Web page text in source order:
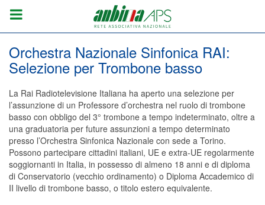
Orchestra Nazionale Sinfonica RAI:
Selezione per Trombone basso
La Rai Radiotelevisione Italiana ha aperto una selezione per
l’assunzione di un Professore d’orchestra nel ruolo di trombone
basso con obbligo del 3° trombone a tempo indeterminato, oltre a
una graduatoria per future assunzioni a tempo determinato
presso l’Orchestra Sinfonica Nazionale con sede a Torino.
Possono partecipare cittadini italiani, UE e extra-UE regolarmente
soggiornanti in Italia, in possesso di almeno 18 anni e di diploma
di Conservatorio (vecchio ordinamento) o Diploma Accademico di
II livello di trombone basso, o titolo estero equivalente.